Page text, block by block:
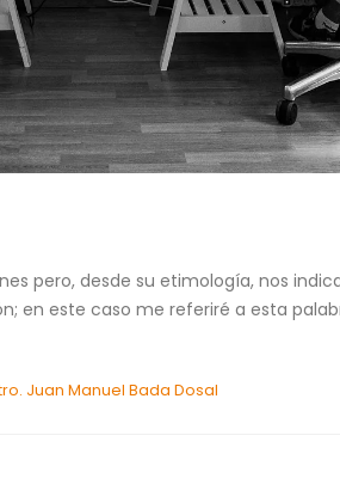
pero, desde su etimología, nos
en este caso me referiré a esta
Juan Manuel Bada Dosal